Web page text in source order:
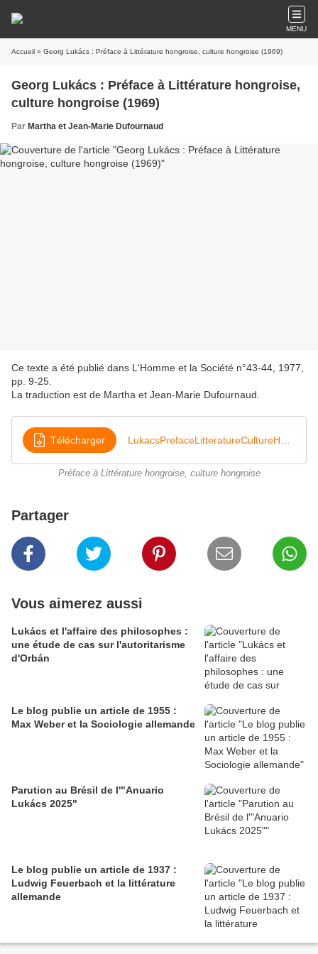
MENU
Accueil » Georg Lukács : Préface à Littérature hongroise, culture hongroise (1969)
Georg Lukács : Préface à Littérature hongroise,
culture hongroise (1969)
Par Martha et Jean-Marie Dufournaud
Ce texte a été publié dans L'Homme et la Société n°43-44, 1977,
pp. 9-25.
La traduction est de Martha et Jean-Marie Dufournaud.
Télécharger
Préface à Littérature hongroise, culture hongroise
Partager
Vous aimerez aussi
Lukács et l'affaire des philosophes :
une étude de cas sur l'autoritarisme
d'Orbán
Le blog publie un article de 1955 :
Max Weber et la Sociologie allemande
Parution au Brésil de l'"Anuario
Lukács 2025"
Le blog publie un article de 1937 :
Ludwig Feuerbach et la littérature
allemande